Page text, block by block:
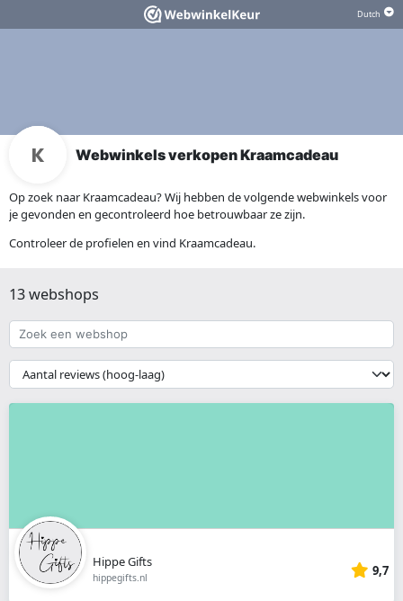
Webwinkels verkopen Kraamcadeau
Op zoek naar Kraamcadeau? Wij hebben de volgende webwinkels voor
je gevonden en gecontroleerd hoe betrouwbaar ze zijn.
Controleer de profielen en vind Kraamcadeau.
13 webshops
Zoek
een
webshop
{{
__('Sort')
}}
Hippe Gifts
hippegifts.nl 9,7